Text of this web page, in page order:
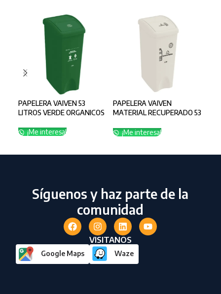
PAPELERA VAIVEN 53
LITROS VERDE ORGANICOS
¡Me interesa!
PAPELERA VAIVEN
MATERIAL RECUPERADO 53
APROVECHABLE
¡Me interesa!
Síguenos y haz parte de la
comunidad
VISITANOS
Google Maps Waze